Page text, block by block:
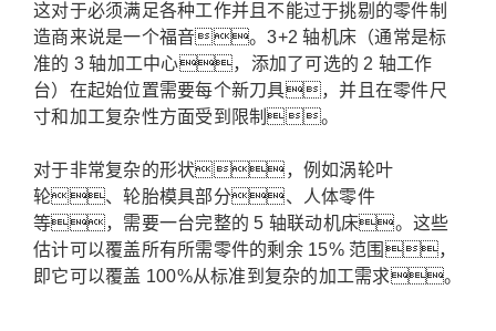
这对于必须满足各种工作并且不能过于挑剔的零件制
造商来说是一个福音。3+2 轴机床（通常是标
准的 3 轴加工中心，添加了可选的 2 轴工作
台）在起始位置需要每个新刀具，并且在零件尺
寸和加工复杂性方面受到限制。
对于非常复杂的形状，例如涡轮叶
轮、轮胎模具部分、人体零件
等，需要一台完整的 5 轴联动机床。这些
估计可以覆盖所有所需零件的剩余 15% 范围，
即它可以覆盖 100%从标准到复杂的加工需求。